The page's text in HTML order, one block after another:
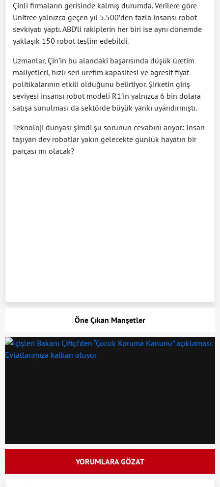
Çinli firmaların gerisinde kalmış durumda. Verilere göre
Unitree yalnızca geçen yıl 5.500’den fazla insansı robot
sevkiyatı yaptı. ABD’li rakiplerin her biri ise aynı dönemde
yaklaşık 150 robot teslim edebildi.
Uzmanlar, Çin’in bu alandaki başarısında düşük üretim
maliyetleri, hızlı seri üretim kapasitesi ve agresif fiyat
politikalarının etkili olduğunu belirtiyor. Şirketin giriş
seviyesi insansı robot modeli R1’in yalnızca 6 bin dolara
satışa sunulması da sektörde büyük yankı uyandırmıştı.
Teknoloji dünyası şimdi şu sorunun cevabını arıyor: İnsan
taşıyan dev robotlar yakın gelecekte günlük hayatın bir
parçası mı olacak?
Öne Çıkan Manşetler
YORUMLARA GÖZAT